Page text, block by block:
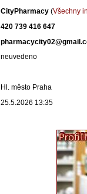
CityPharmacy(Všechny
420 739 416 647
neuvedeno
Hl. město Praha
25.5.2026 13:35